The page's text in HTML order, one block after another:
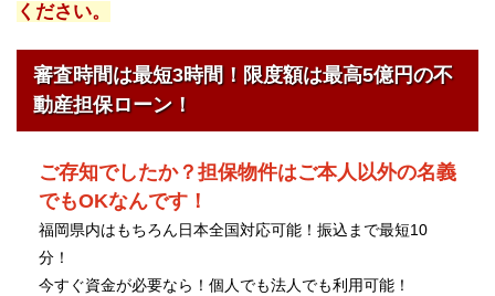
ください。
審査時間は最短3時間！限度額は最高5億円の不
動産担保ローン！
ご存知でしたか？担保物件はご本人以外の名義
でもOKなんです！
福岡県内はもちろん日本全国対応可能！振込まで最短10
分！
今すぐ資金が必要なら！個人でも法人でも利用可能！